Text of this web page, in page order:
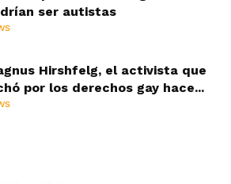
ser autistas
Hirshfelg, el activista que
por los derechos gay hace...